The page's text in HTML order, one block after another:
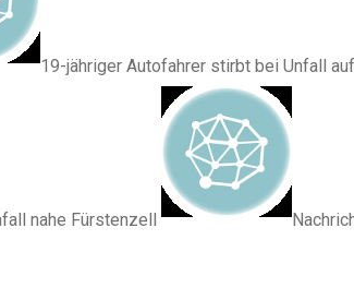
19-jähriger Autofahrer stirbt bei Unfall
nahe Fürstenzell